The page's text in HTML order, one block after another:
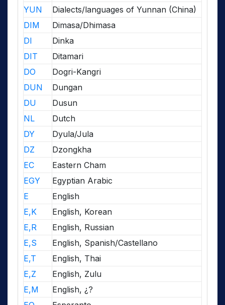
YUN
Dialects/languages of Yunnan (China)
DIM
Dimasa/Dhimasa
DI
Dinka
DIT
Ditamari
DO
Dogri-Kangri
DUN
Dungan
DU
Dusun
NL
Dutch
DY
Dyula/Jula
DZ
Dzongkha
EC
Eastern Cham
EGY
Egyptian Arabic
E
English
E,K
English, Korean
E,R
English, Russian
E,S
English, Spanish/Castellano
E,T
English, Thai
E,Z
English, Zulu
E,M
English, ¿?